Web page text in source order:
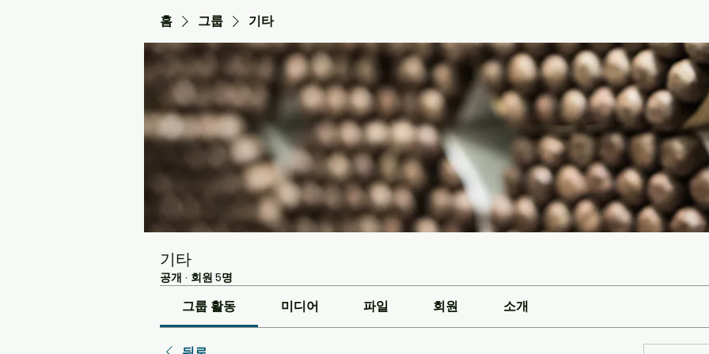
홈 그룹 기타
기타
공개 · 회원 5명
그룹 활동 미디어 파일 회원 소개